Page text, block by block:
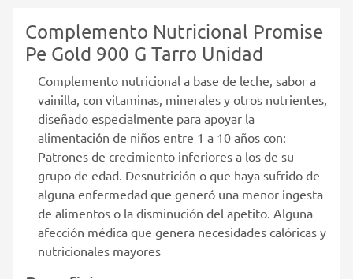
Complemento Nutricional Promise
Pe Gold 900 G Tarro Unidad
Complemento nutricional a base de leche, sabor a
vainilla, con vitaminas, minerales y otros nutrientes,
diseñado especialmente para apoyar la
alimentación de niños entre 1 a 10 años con:
Patrones de crecimiento inferiores a los de su
grupo de edad. Desnutrición o que haya sufrido de
alguna enfermedad que generó una menor ingesta
de alimentos o la disminución del apetito. Alguna
afección médica que genera necesidades calóricas y
nutricionales mayores